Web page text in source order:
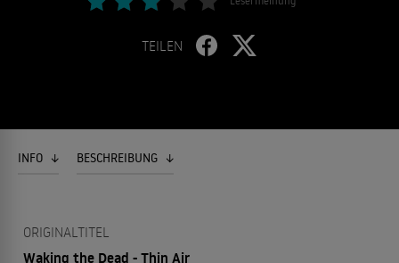
TEILEN
INFO BESCHREIBUNG
ORIGINALTITEL
Waking the Dead - Thin Air